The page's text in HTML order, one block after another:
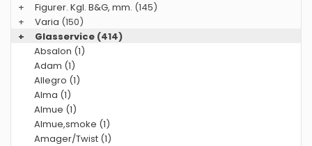
+
Figurer. Kgl. B&G, mm. (145)
+
Varia (150)
+
Glasservice (414)
Absalon (1)
Adam (1)
Allegro (1)
Alma (1)
Almue (1)
Almue,smoke (1)
Amager/Twist (1)